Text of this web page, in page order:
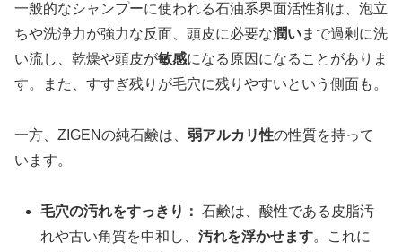
一般的なシャンプーに使われる石油系界面活性剤は、泡立
ちや洗浄力が強力な反面、頭皮に必要な潤いまで過剰に洗
い流し、乾燥や頭皮が敏感になる原因になることがありま
す。また、すすぎ残りが毛穴に残りやすいという側面も。
一方、ZIGENの純石鹸は、 弱アルカリ性の性質を持って
います。
毛穴の汚れをすっきり： 石鹸は、酸性である皮脂汚
れや古い角質を中和し、汚れを浮かせます。これに